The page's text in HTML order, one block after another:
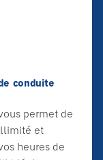
conduite
permet de
et
heures de